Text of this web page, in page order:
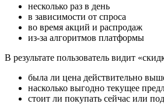
несколько раз в день
в зависимости от спроса
во время акций и распродаж
из-за алгоритмов платформы
В результате пользователь видит
была ли цена действительно
насколько выгодно текущее
стоит ли покупать сейчас или